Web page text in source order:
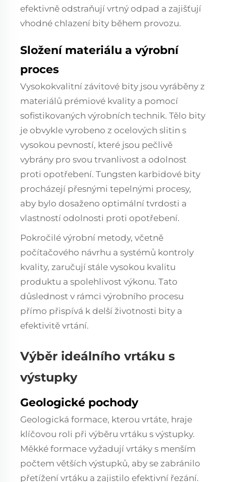
efektivně odstraňují vrtný odpad a zajišťují
vhodné chlazení bity během provozu.
Složení materiálu a výrobní
proces
Vysokokvalitní závitové bity jsou vyráběny z
materiálů prémiové kvality a pomocí
sofistikovaných výrobních technik. Tělo bity
je obvykle vyrobeno z ocelových slitin s
vysokou pevností, které jsou pečlivě
vybrány pro svou trvanlivost a odolnost
proti opotřebení. Tungsten karbidové bity
procházejí přesnými tepelnými procesy,
aby bylo dosaženo optimální tvrdosti a
vlastností odolnosti proti opotřebení.
Pokročilé výrobní metody, včetně
počítačového návrhu a systémů kontroly
kvality, zaručují stále vysokou kvalitu
produktu a spolehlivost výkonu. Tato
důslednost v rámci výrobního procesu
přímo přispívá k delší životnosti bity a
efektivitě vrtání.
Výběr ideálního vrtáku s
výstupky
Geologické pochody
Geologická formace, kterou vrtáte, hraje
klíčovou roli při výběru vrtáku s výstupky.
Měkké formace vyžadují vrtáky s menším
počtem větších výstupků, aby se zabránilo
přetížení vrtáku a zajistilo efektivní řezání.